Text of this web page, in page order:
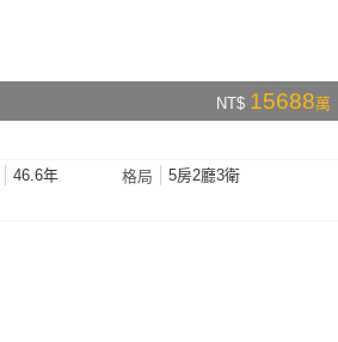
NT$ 15688萬
46.6年 格局
5房2廳3衛